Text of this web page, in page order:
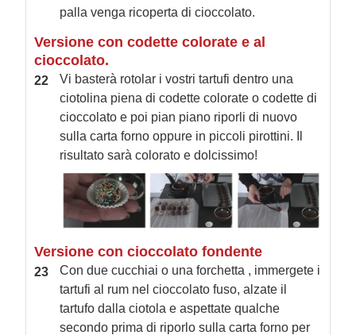
palla venga ricoperta di cioccolato.
Versione con codette colorate e al
cioccolato.
Vi basterà rotolar i vostri tartufi dentro una
ciotolina piena di codette colorate o codette di
cioccolato e poi pian piano riporli di nuovo
sulla carta forno oppure in piccoli pirottini. Il
risultato sarà colorato e dolcissimo!
Versione con cioccolato fondente
Con due cucchiai o una forchetta , immergete i
tartufi al rum nel cioccolato fuso, alzate il
tartufo dalla ciotola e aspettate qualche
secondo prima di riporlo sulla carta forno per